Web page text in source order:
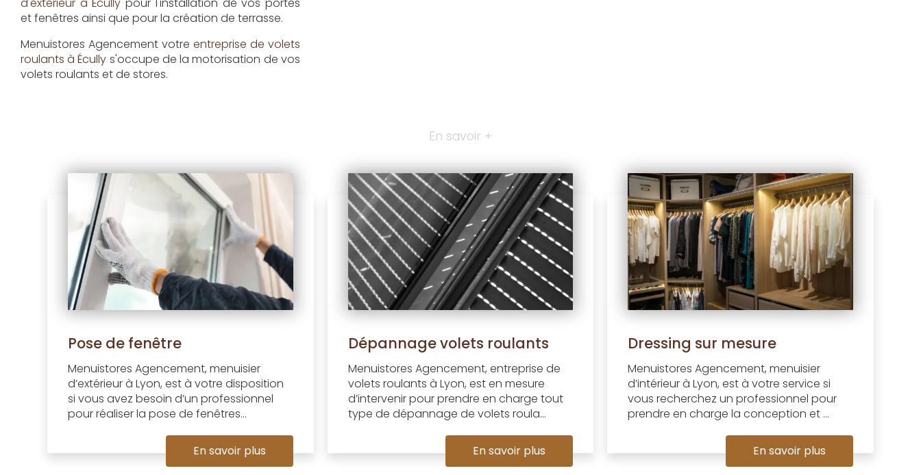
et fenêtres ainsi que pour la création de terrasse.
Menuistores Agencement votre entreprise de volets
roulants à Écully s'occupe de la motorisation de vos
volets roulants et de stores.
En savoir +
Pose de fenêtre
Menuistores Agencement, menuisier
d’extérieur à Lyon, est à votre disposition
si vous avez besoin d’un professionnel
pour réaliser la pose de fenêtres...
En savoir plus
Dépannage volets roulants
Menuistores Agencement, entreprise de
volets roulants à Lyon, est en mesure
d’intervenir pour prendre en charge tout
type de dépannage de volets roula...
En savoir plus
Dressing sur mesure
Menuistores Agencement, menuisier
d’intérieur à Lyon, est à votre service si
vous recherchez un professionnel pour
prendre en charge la conception et ...
En savoir plus